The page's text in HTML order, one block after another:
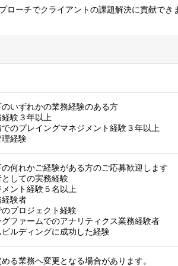
ローチでクライアントの課題解決に貢献でき
いずれかの業務経験のある方
経験３年以上
でのプレイングマネジメント経験３年以上
理経験
何れかご経験がある方のご応募歓迎します
としての実務経験
メント経験５名以上
経験者
のプロジェクト経験
グファームでのアナリティクス業務経験者
ビルディングに成功した経験
る業務へ変更となる場合があります。